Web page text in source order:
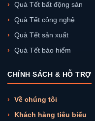
Quà Tết bất động sản
Quà Tết công nghệ
Quà Tết sản xuất
Quà Tết bảo hiểm
CHÍNH SÁCH & HỖ TRỢ
Về chúng tôi
Khách hàng tiêu biểu